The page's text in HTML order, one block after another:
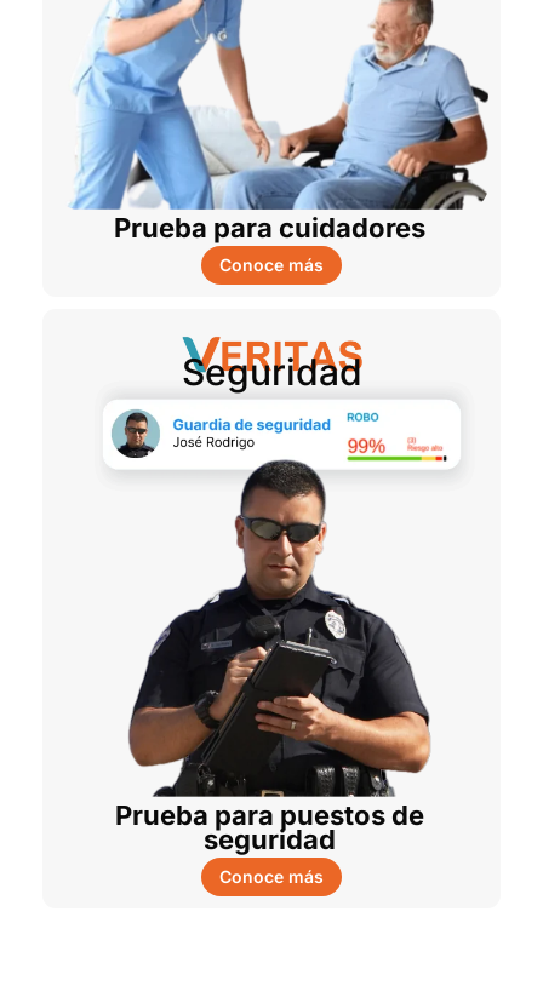
Prueba para cuidadores
Conoce más
Seguridad
Prueba para puestos de
seguridad
Conoce más